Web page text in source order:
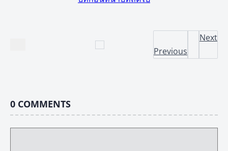
Previous
Next
0 COMMENTS